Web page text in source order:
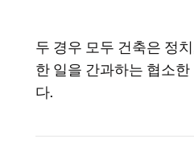
두 경우 모두 건축은 정
한 일을 간과하는 협소
다.